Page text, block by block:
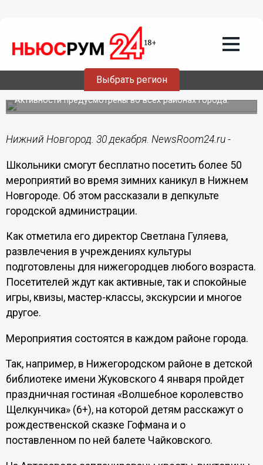
Выбрать регион
Свыше 50 бесплатных мероприятий
подготовили для нижегородских
школьников в каникулы
Активности предусмотрены во всех районах города.
Нижний Новгород. 30 декабря. NewsRoom24.ru -
Школьники смогут бесплатно посетить более 50
мероприятий во время зимних каникул в Нижнем
Новгороде. Об этом рассказали в депкульте
городской администрации.
Как отметила его директор Светлана Гуляева,
развлечения в учреждениях культуры
подготовлены для нижегородцев любого возраста.
Посетителей ждут как активные, так и спокойные
игры, квизы, мастер-классы, экскурсии и многое
другое.
Мероприятия состоятся в каждом районе города.
Так, например, в Нижегородском районе в детской
библиотеке имени Жуковского 4 января пройдет
праздничная гостиная «Волшебное королевство
Щелкунчика» (6+), на которой детям расскажут о
рождественской сказке Гофмана и о
поставленном по ней балете Чайковского.